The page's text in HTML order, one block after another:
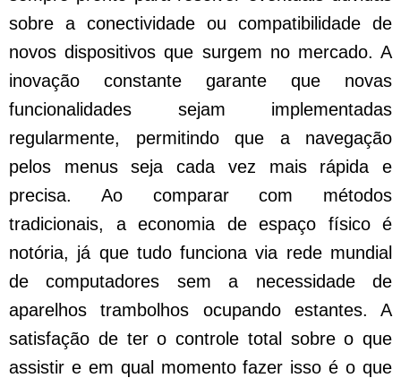
sobre a conectividade ou compatibilidade de
novos dispositivos que surgem no mercado. A
inovação constante garante que novas
funcionalidades sejam implementadas
regularmente, permitindo que a navegação
pelos menus seja cada vez mais rápida e
precisa. Ao comparar com métodos
tradicionais, a economia de espaço físico é
notória, já que tudo funciona via rede mundial
de computadores sem a necessidade de
aparelhos trambolhos ocupando estantes. A
satisfação de ter o controle total sobre o que
assistir e em qual momento fazer isso é o que